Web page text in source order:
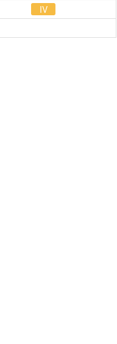
IV